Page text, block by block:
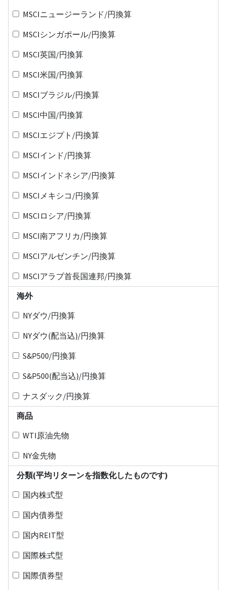
MSCIニュージーランド/円換算
MSCIシンガポール/円換算
MSCI英国/円換算
MSCI米国/円換算
MSCIブラジル/円換算
MSCI中国/円換算
MSCIエジプト/円換算
MSCIインド/円換算
MSCIインドネシア/円換算
MSCIメキシコ/円換算
MSCIロシア/円換算
MSCI南アフリカ/円換算
MSCIアルゼンチン/円換算
MSCIアラブ首長国連邦/円換算
海外
NYダウ/円換算
NYダウ(配当込)/円換算
S&P500/円換算
S&P500(配当込)/円換算
ナスダック/円換算
商品
WTI原油先物
NY金先物
分類(平均リターンを指数化したものです)
国内株式型
国内債券型
国内REIT型
国際株式型
国際債券型